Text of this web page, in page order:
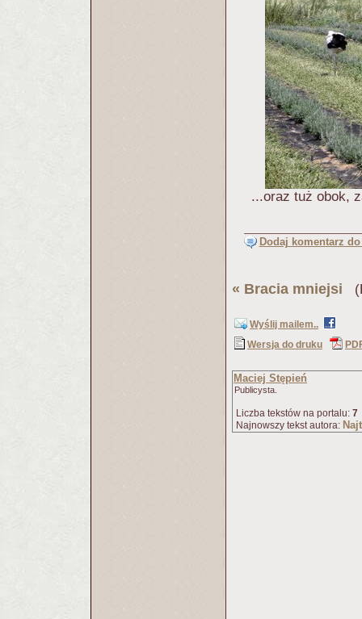
...oraz tuż obok,
Dodaj komentarz
« Bracia mniejsi
Wyślij mailem..
Wersja do druku
Maciej Stępień
Publicysta.
Liczba tekstów na portalu: 7
Najnowszy tekst autora: